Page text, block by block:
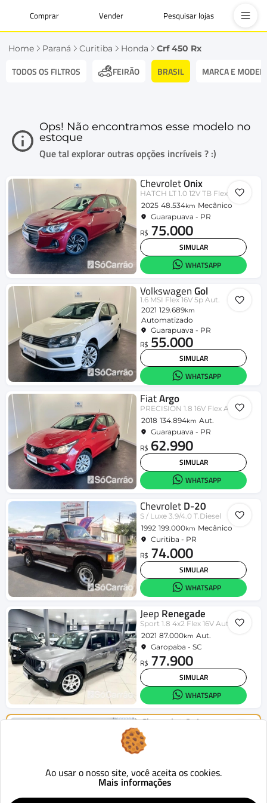
Comprar Vender Pesquisar lojas
Home Paraná Curitiba Honda Crf 450 Rx
TODOS OS FILTROS FEIRÃO BRASIL MARCA E
Ops! Não encontramos esse modelo no
estoque
Que tal explorar outras opções incríveis ? :)
ChevroletOnix
HATCH LT 1.0 12V TB Flex 5p Mec.
2025 48.534km Mecânico
Guarapuava - PR
R$ 75.000
SIMULAR
WHATSAPP
VolkswagenGol
1.6 MSI Flex 16V 5p Aut.
2021 129.689km
Automatizado
Guarapuava - PR
R$ 55.000
SIMULAR
WHATSAPP
FiatArgo
PRECISION 1.8 16V Flex Aut.
2018 134.894km Aut.
Guarapuava - PR
R$ 62.990
SIMULAR
WHATSAPP
ChevroletD-20
S / Luxe 3.9/4.0 T.Diesel
1992 199.000km Mecânico
Curitiba - PR
R$ 74.000
SIMULAR
WHATSAPP
Jeep Renegade
Sport 1.8 4x2 Flex 16V Aut.
2021 87.000km Aut.
Garopaba - SC
R$ 77.900
SIMULAR
WHATSAPP
ChevroletOnix
2015
R$ 46.900
Ao usar o nosso site, você aceita os cookies.
Mais informações